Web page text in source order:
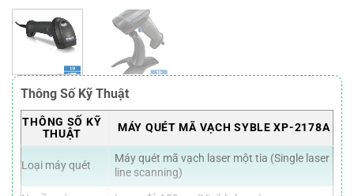
Thông Số Kỹ Thuật
THÔNG SỐ KỸ
THUẬT
MÁY QUÉT MÃ VẠCH SYBLE XP-2178A
Loại máy quét
Máy quét mã vạch laser một tia (Single laser
line scanning)